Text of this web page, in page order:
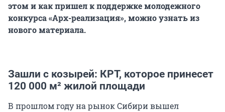
этом и как пришел к поддержке молодежного
конкурса «Арх-реализация», можно узнать из
нового материала.
Зашли с козырей: КРТ, которое принесет
120 000 м² жилой площади
В прошлом году на рынок Сибири вышел